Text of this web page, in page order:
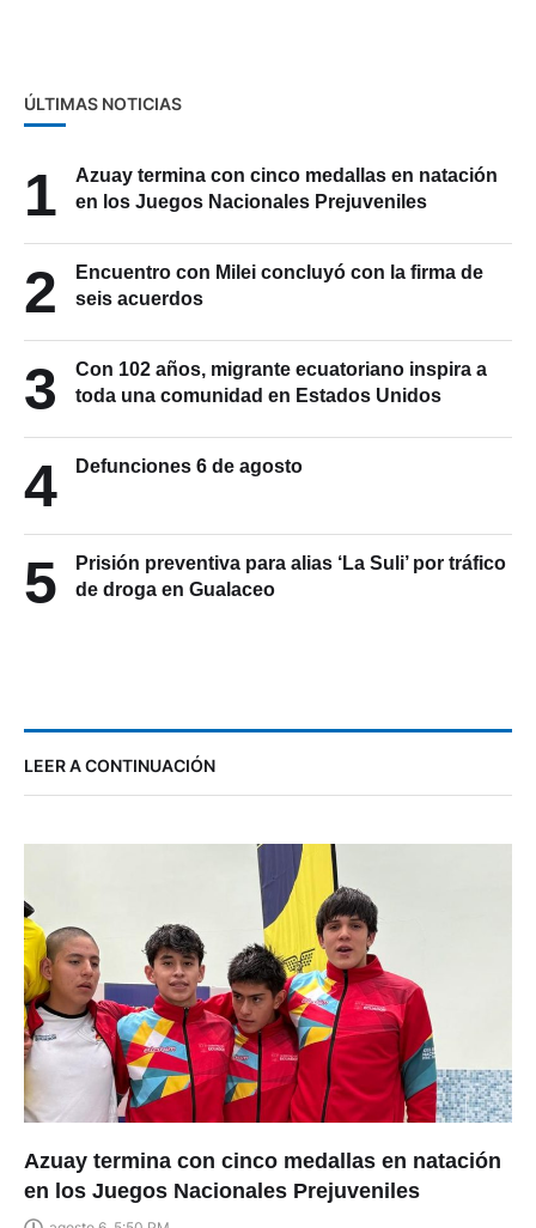
ÚLTIMAS NOTICIAS
1
Azuay termina con cinco medallas en natación
en los Juegos Nacionales Prejuveniles
2
Encuentro con Milei concluyó con la firma de
seis acuerdos
3
Con 102 años, migrante ecuatoriano inspira a
toda una comunidad en Estados Unidos
4 Defunciones 6 de agosto
5
Prisión preventiva para alias ‘La Suli’ por tráfico
de droga en Gualaceo
LEER A CONTINUACIÓN
Azuay termina con cinco medallas en natación
en los Juegos Nacionales Prejuveniles